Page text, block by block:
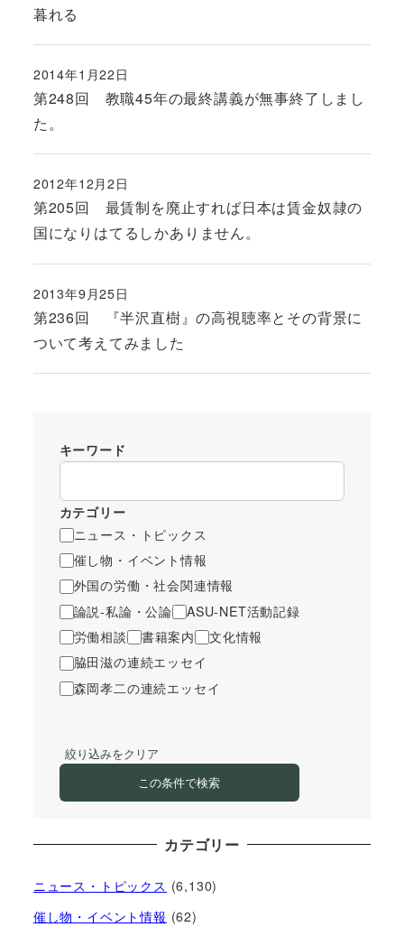
暮れる
第248回 教職45年の最終講義が無事終了しまし
た。
投稿日
2014年1月22日
第205回 最賃制を廃止すれば日本は賃金奴隷の
国になりはてるしかありません。
投稿日
2012年12月2日
第236回 『半沢直樹』の高視聴率とその背景に
ついて考えてみました
投稿日
2013年9月25日
キーワード
カテゴリー
ニュース・トピックス
催し物・イベント情報
外国の労働・社会関連情報
論説-私論・公論
ASU-NET活動記録
労働相談
書籍案内
文化情報
脇田滋の連続エッセイ
森岡孝二の連続エッセイ
絞り込みをクリア
この条件で検索
カテゴリー
ニュース・トピックス (6,130)
催し物・イベント情報 (62)